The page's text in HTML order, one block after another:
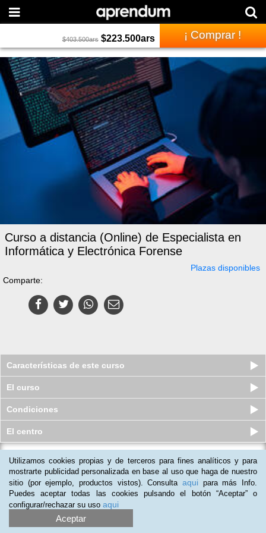
$403.500ars $223.500ars ¡ Comprar !
Curso a distancia (Online) de Especialista en
Informática y Electrónica Forense
Plazas disponibles
Comparte:
Características de este curso
El curso
Condiciones
El centro
Curso a distancia (Online) de
Introducción al hacking ético y ...
Plazas disponibles
$193.500ars $148.500ars
( 4)
Utilizamos cookies propias y de terceros para fines analíticos y para
mostrarte publicidad personalizada en base al uso que haga de nuestro
sitio (por ejemplo, productos vistos). Consulta aqui para más Info.
Puedes aceptar todas las cookies pulsando el botón “Aceptar” o
configurar/rechazar su uso aqui
Aceptar